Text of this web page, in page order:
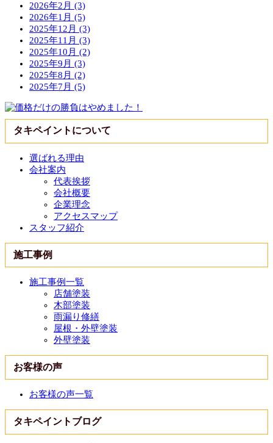
2026年2月 (3)
2026年1月 (5)
2025年12月 (3)
2025年11月 (3)
2025年10月 (2)
2025年9月 (3)
2025年8月 (2)
2025年7月 (5)
タキペイントについて
選ばれる理由
会社案内
代表挨拶
会社概要
企業理念
アクセスマップ
スタッフ紹介
施工事例
施工事例一覧
店舗塗装
木部塗装
雨漏り修繕
屋根・外壁塗装
外壁塗装
お客様の声
お客様の声一覧
タキペイントブログ